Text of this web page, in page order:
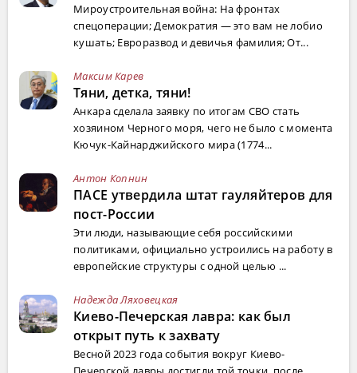
Мироустроительная война: На фронтах
спецоперации; Демократия — это вам не лобио
кушать; Евроразвод и девичья фамилия; От...
Максим Карев
Тяни, детка, тяни!
Анкара сделала заявку по итогам СВО стать
хозяином Черного моря, чего не было с момента
Кючук-Кайнарджийского мира (1774...
Антон Копнин
ПАСЕ утвердила штат гауляйтеров для
пост-России
Эти люди, называющие себя российскими
политиками, официально устроились на работу в
европейские структуры с одной целью ...
Надежда Ляховецкая
Киево-Печерская лавра: как был
открыт путь к захвату
Весной 2023 года события вокруг Киево-